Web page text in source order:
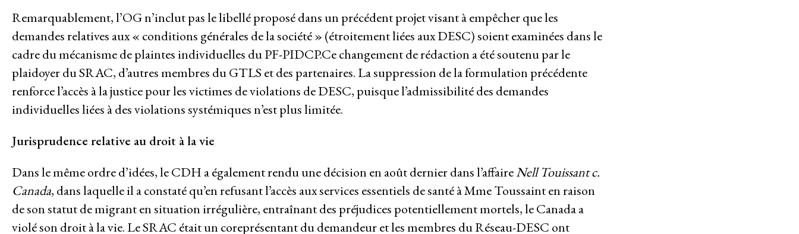
Enjeux
Accès à la justice
Justice climatique et environnementale
Mettre fin à l’emprise et à l’impunité des entreprises
L’avenir post-pandémique
Centrer le savoir communautaire
Justice économique
Groupes de travail
Responsabilité des entreprises
Mouvements sociaux
Litiges stratégique
Système de solidarité
Ressources
Participer
Remarquablement, l’OG n’inclut pas le libellé proposé dans un précédent projet visant à empêcher que les
demandes relatives aux « conditions générales de la société » (étroitement liées aux DESC) soient examinées dans le
cadre du mécanisme de plaintes individuelles du PF-PIDCP.Ce changement de rédaction a été soutenu par le
plaidoyer du SRAC, d’autres membres du GTLS et des partenaires. La suppression de la formulation précédente
renforce l’accès à la justice pour les victimes de violations de DESC, puisque l’admissibilité des demandes
individuelles liées à des violations systémiques n’est plus limitée.
Jurisprudence relative au droit à la vie
Dans le même ordre d’idées, le CDH a également rendu une décision en août dernier dans l’affaireNell Touissant c.
Canada, dans laquelle il a constaté qu’en refusant l’accès aux services essentiels de santé à Mme Toussaint en raison
de son statut de migrant en situation irrégulière, entraînant des préjudices potentiellement mortels, le Canada a
violé son droit à la vie. Le SRAC était un coreprésentant du demandeur et les membres du Réseau-DESC ont